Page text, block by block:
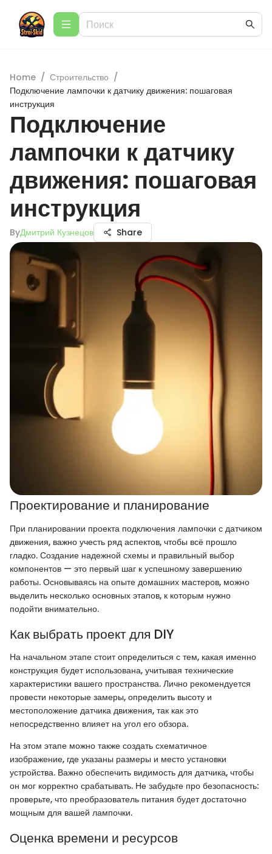
Home / Строительство /
Подключение лампочки к датчику движения: пошаговая
инструкция
Подключение
лампочки к датчику
движения: пошаговая
инструкция
ByДмитрий Кузнецов Share
Проектирование и планирование
При планировании проекта подключения лампочки с датчиком
движения, важно учесть ряд аспектов, чтобы всё прошло
гладко. Создание надежной схемы и правильный выбор
компонентов — это первый шаг к успешному завершению
работы. Основываясь на опыте домашних мастеров, можно
выделить несколько основных этапов, к которым нужно
подойти внимательно.
Как выбрать проект для DIY
На начальном этапе стоит определиться с тем, какая именно
конструкция будет использована, учитывая технические
характеристики вашего пространства. Лично рекомендуется
провести некоторые замеры, определить высоту и
местоположение датчика движения, так как это
непосредственно влияет на угол его обзора.
На этом этапе можно также создать схематичное
изображение, где указаны размеры и место установки
устройства. Важно обеспечить видимость для датчика, чтобы
он мог корректно срабатывать. Не забудьте про безопасность:
проверьте, что преобразователь питания будет достаточно
мощным для вашей лампочки.
Оценка времени и ресурсов